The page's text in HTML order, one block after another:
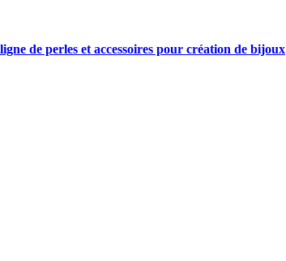
de perles et accessoires pour création de bijoux